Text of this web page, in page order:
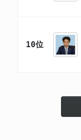
10位